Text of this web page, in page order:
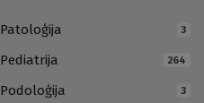
Patoloģija 3
Pediatrija 264
Podoloģija 3